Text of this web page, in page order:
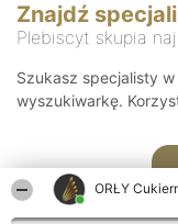
ORŁY
Znajdź
Plebiscyt skupia
Szukasz specjalisty
wyszukiwarkę.